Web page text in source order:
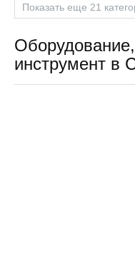
Показать еще 21
инструмент в